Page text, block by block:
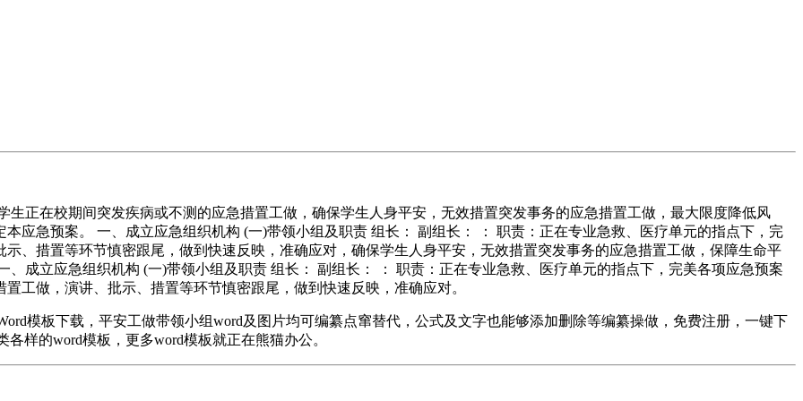
在校期间突发疾病或不测的应急措置工做，确保学生人身平安，无效措置突发事务的应急措置工做，最大限度降低风
应急预案。 一、成立应急组织机构 (一)带领小组及职责 组长： 副组长： ： 职责：正在专业急救、医疗单元的指点下，完
、措置等环节慎密跟尾，做到快速反映，准确应对，确保学生人身平安，无效措置突发事务的应急措置工做，保障生命平
成立应急组织机构 (一)带领小组及职责 组长： 副组长： ： 职责：正在专业急救、医疗单元的指点下，完美各项应急预案
工做，演讲、批示、措置等环节慎密跟尾，做到快速反映，准确应对。
板下载，平安工做带领小组word及图片均可编纂点窜替代，公式及文字也能够添加删除等编纂操做，免费注册，一键下
样的word模板，更多word模板就正在熊猫办公。